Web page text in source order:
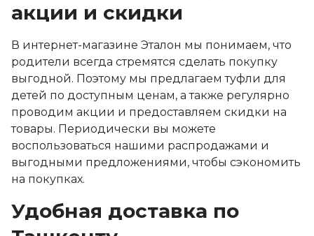
акции и скидки
В интернет-магазине Эталон мы понимаем, что
родители всегда стремятся сделать покупку
выгодной. Поэтому мы предлагаем туфли для
детей по доступным ценам, а также регулярно
проводим акции и предоставляем скидки на
товары. Периодически вы можете
воспользоваться нашими распродажами и
выгодными предложениями, чтобы сэкономить
на покупках.
Удобная доставка по